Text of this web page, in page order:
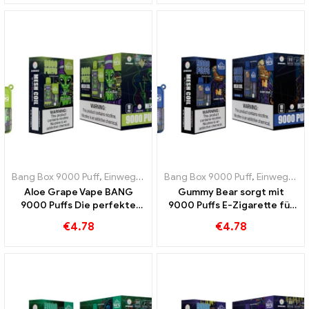
Bang Box 9000 Puff, Einweg-E-Zigaretten Schweden ,Einweg-E-
Aloe Grape Vape BANG
9000 Puffs Die perfekte
und Trauben
€4.78
Bang Box 9000 Puff, Einweg-E-Zigaretten Schweden
Gummy Bear sorgt mit
9000 Puffs E-Zigarette für
Erlebnis voller fruchtiger
€4.78